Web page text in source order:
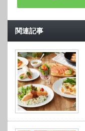
関連記事